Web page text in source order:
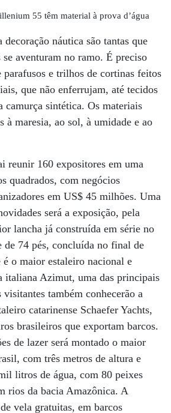
55 têm material à prova d’água
náutica são tantas que
aventuram no ramo. É preciso
parafusos e trilhos de cortinas feitos
que não enferrujam, até tecidos
camurça sintética. Os materiais
à maresia, ao sol, à umidade e ao
reunir 160 expositores em uma
quadrados, com negócios
em US$ 45 milhões. Uma
será a exposição, pela
lancha já construída em série no
74 pés, concluída no final de
o maior estaleiro nacional e
italiana Azimut, uma das principais
também conhecerão a
catarinense Schaefer Yachts,
brasileiros que exportam barcos.
de lazer será montado o maior
com três metros de altura e
litros de água, com 80 peixes
rios da bacia Amazônica. A
vela gratuitas, em barcos